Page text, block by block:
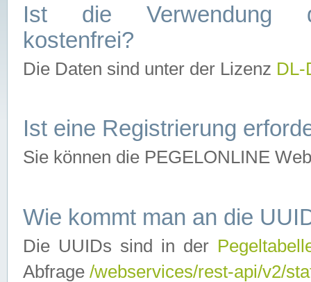
Ist die Verwendung
kostenfrei?
Die Daten sind unter der Lizenz
Ist eine Registrierung
Sie können die PEGELONLINE
Wie kommt man an die
Die UUIDs sind in der
Abfrage /webservices/rest-api/v2/